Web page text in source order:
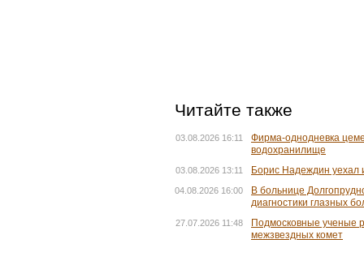
Читайте также
03.08.2026 16:11
Фирма-однодневка
водохранилище
03.08.2026 13:11 Борис Надеждин уехал
04.08.2026 16:00
В больнице
диагностики глазных
27.07.2026 11:48
Подмосковные ученые
межзвездных комет